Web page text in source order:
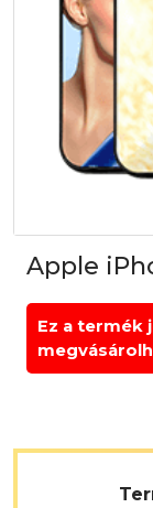
Apple
Ez a termék